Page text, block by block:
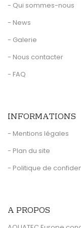
- Qui sommes-nous
- News
- Galerie
- Nous contacter
- FAQ
INFORMATIONS
- Mentions légales
- Plan du site
- Politique de
A PROPOS